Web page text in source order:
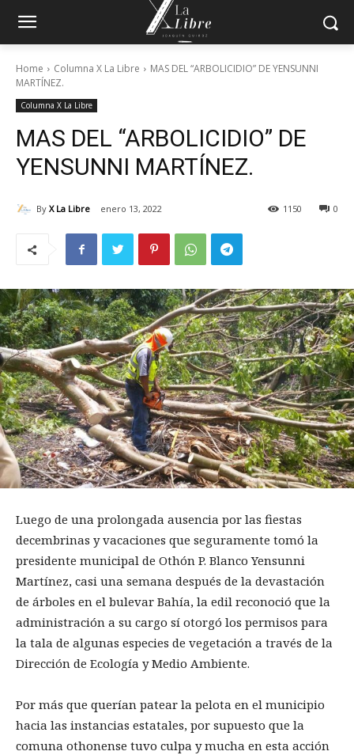
Home Columna X La Libre
MAS DEL “ARBOLICIDIO” DE YENSUNNI
MARTÍNEZ.
Columna X La Libre
MAS DEL “ARBOLICIDIO” DE
YENSUNNI MARTÍNEZ.
By X La Libre enero 13, 2022 0
1150
Luego de una prolongada ausencia por las fiestas
decembrinas y vacaciones que seguramente tomó la
presidente municipal de Othón P. Blanco Yensunni
Martínez, casi una semana después de la devastación
de árboles en el bulevar Bahía, la edil reconoció que la
administración a su cargo sí otorgó los permisos para
la tala de algunas especies de vegetación a través de la
Dirección de Ecología y Medio Ambiente.
Por más que querían patear la pelota en el municipio
hacia las instancias estatales, por supuesto que la
comuna othonense tuvo culpa y mucha en esta acción